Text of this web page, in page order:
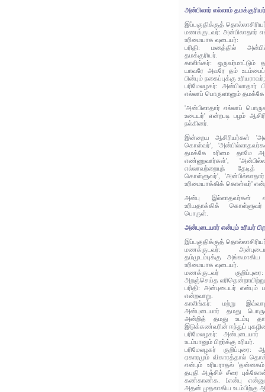
அன்பிலார் எல்லாம்
இப்பகுதிக்குத்
மணக்குடவர்: அன்பிலாதார்
உரிமையாக வுடையர்:
பரிதி: மனத்தில்
தமக்குரியர்.
காலிங்கர்:
யாவரே அவரே தம் உடம்பைப்
பின்பும் நகைப்புக்கு
பரிமேலழகர்: அன்பிலாதார்
எல்லாப் பொருளானும் தமக்கே
'அன்பிலாதார் எல்லாப்
உடையர்' என்றபடி பழம்
நல்கினர்.
இன்றைய ஆசிரியர்கள்
கொள்வர்',
தமக்கே உரிமை தாமே
எண்ணுவார்கள்',
எல்லாவற்றையுந் தேடித்
கொள்ளுவர்',
உரிமையாக்கிக் கொள்வர்'
அன்பு இல்லாதவர்கள்
உரியதாக்கிக்
பொருள்.
அன்புடையார் என்பும் உரியர்
இப்பகுதிக்குத்
மணக்குடவர்:
தம்முடம்புக்கு அங்கமாகிய
உரிமையாக வுடையர்.
மணக்குடவர்
அறஞ்செய்த
பரிதி: அன்புடையர் என்பும்
என்றவாறு.
காலிங்கர்: மற்று
அன்புடையார் தமது
அன்றித் தமது உடம்பு
இடுக்கண்வரின் ஈந்துப்
பரிமேலழகர்:
உடம்பானும் பிறர்க்கு உரியர்.
பரிமேலழகர் குறிப்புரை:
ஏகாரமும் விகாரத்தால்
என்பும் உரியராதல் 'தன்னகம்
தபுதி அஞ்சிச் சீரை
கண்காண்க. [என்பு என்னும்
அதன் முதலாகிய உடம்பிற்கு